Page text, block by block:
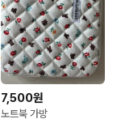
7,500원
노트북 가방